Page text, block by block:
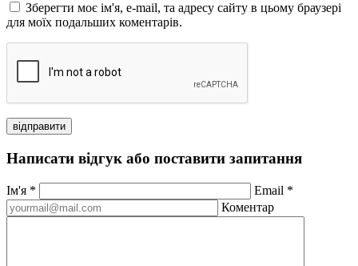
Зберегти моє ім'я, e-mail, та адресу сайту в цьому браузері
для моїх подальших коментарів.
відправити
Написати відгук або поставити запитання
Ім'я * Email *
Коментар